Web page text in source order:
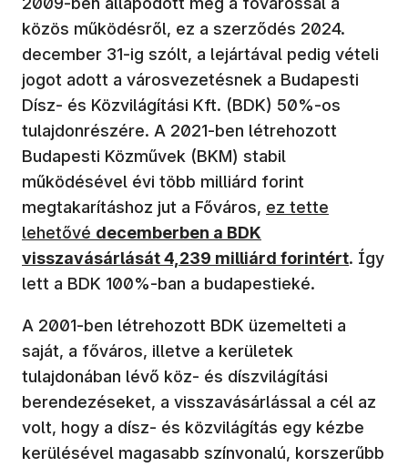
közös működésről, ez a szerződés 2024.
december 31-ig szólt, a lejártával pedig vételi
jogot adott a városvezetésnek a Budapesti
Dísz- és Közvilágítási Kft. (BDK) 50%-os
tulajdonrészére. A 2021-ben létrehozott
Budapesti Közművek (BKM) stabil
működésével évi több milliárd forint
megtakarításhoz jut a Főváros, ez tette
lehetővé decemberben a BDK
visszavásárlását 4,239 milliárd forintért. Így
lett a BDK 100%-ban a budapestieké.
A 2001-ben létrehozott BDK üzemelteti a
saját, a főváros, illetve a kerületek
tulajdonában lévő köz- és díszvilágítási
berendezéseket, a visszavásárlással a cél az
volt, hogy a dísz- és közvilágítás egy kézbe
kerülésével magasabb színvonalú, korszerűbb